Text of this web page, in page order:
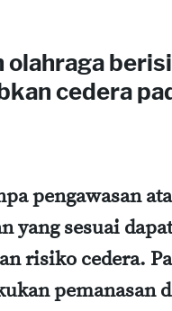
olahraga
cedera
pengawasan
yang sesuai dapat
risiko cedera.
pemanasan